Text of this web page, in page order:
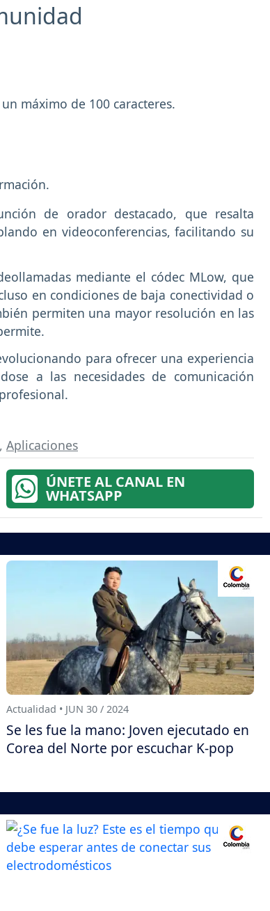
máximo de 100 caracteres.
de orador destacado, que resalta
en videoconferencias, facilitando su
mediante el códec MLow, que
en condiciones de baja conectividad o
permiten una mayor resolución en las
para ofrecer una experiencia
a las necesidades de comunicación
, Aplicaciones
ÚNETE AL CANAL EN
WHATSAPP
Actualidad • JUN 30 / 2024
Se les fue la mano: Joven ejecutado en
Corea del Norte por escuchar K-pop